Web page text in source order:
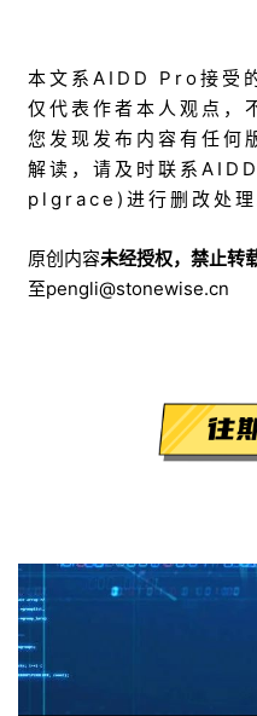
本文系AIDD Pro接受
仅代表作者本人观点
您发现发布内容有任何
解读，请及时联系
plgrace)进行删改处理
原创内容未经授权，禁止转
至pengli@stonewise.cn